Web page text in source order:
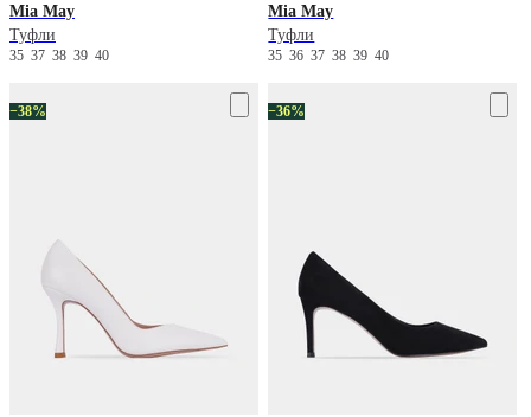
Mia May
Туфли
35 37 38 39 40
Mia May
Туфли
353637383940
−38% −36%